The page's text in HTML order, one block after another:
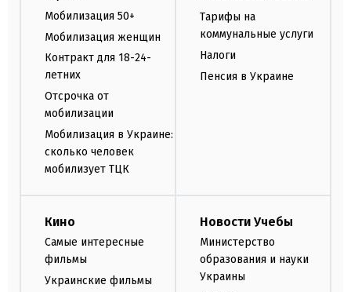
Мобилизация 50+
Мобилизация женщин
Контракт для 18-24-
летних
Отсрочка от
мобилизации
Мобилизация в Украине:
сколько человек
мобилизует ТЦК
Тарифы на
коммунальные услуги
Налоги
Пенсия в Украине
Кино
Самые интересные
фильмы
Украинские фильмы
Новости Учебы
Министерство
образования и науки
Украины